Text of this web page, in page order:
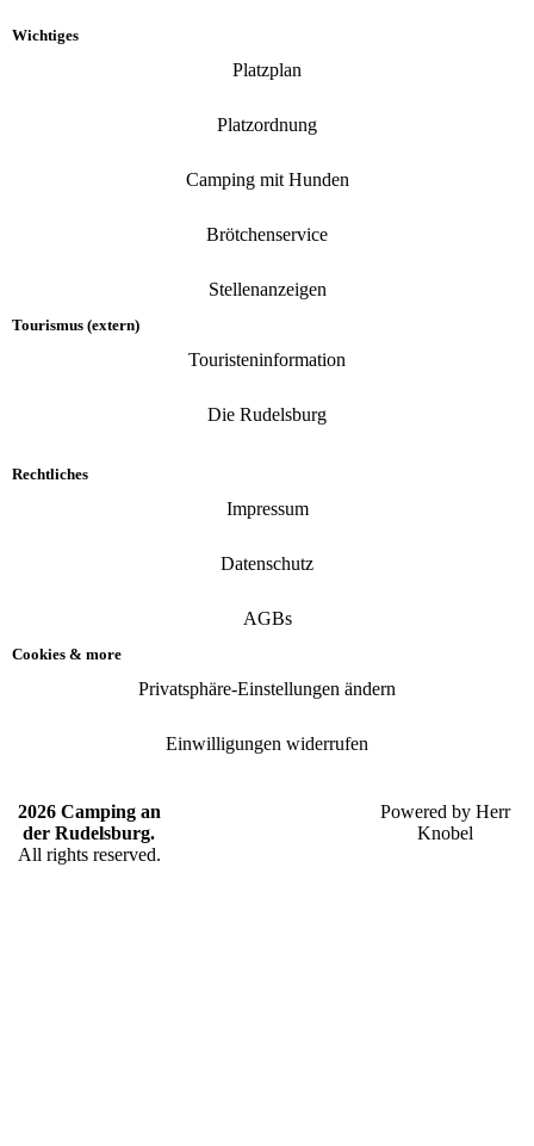
Rechtliches
Impressum
Datenschutz
AGBs
Cookies & more
Privatsphäre-Einstellungen ändern
Einwilligungen widerrufen
Wichtiges
Platzplan
Platzordnung
Camping mit Hunden
Brötchenservice
Stellenanzeigen
Tourismus (extern)
Touristeninformation
Die Rudelsburg
2026 Camping an
der Rudelsburg.
All rights reserved.
Powered by Herr
Knobel